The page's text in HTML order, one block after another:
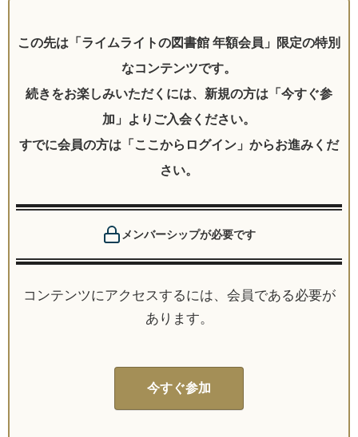
メンバーシップが必要です
コンテンツにアクセスするには、会員である必要が
あります。
今すぐ参加